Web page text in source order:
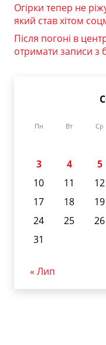
Огірки тепер не
який став хітом
Після погоні в
отримати записи з
Пн Вт Ср
3
4 5
10
11 12
17
18 19
24
25 26
31
« Лип